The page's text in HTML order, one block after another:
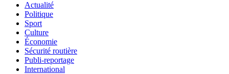
Actualité
Politique
Sport
Culture
Économie
Sécurité routière
Publi-reportage
International